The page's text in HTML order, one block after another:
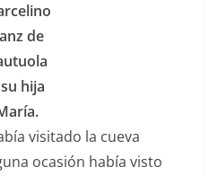
de
hija
visitado la cueva
ocasión había visto